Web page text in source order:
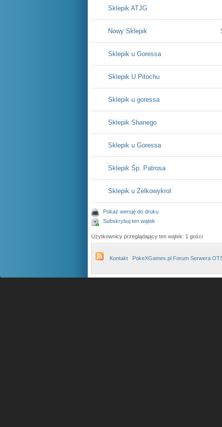
Sklepik ATJG
Nowy Sklepik
Sklepik u Goressa
Sklepik U Pitochu
Sklepik u goressa
Sklepik Shanego
Sklepik u Goressa
Sklepik Śp. Patrosa
Sklepik u Żelkowykrol
Pokaż wersję do druku
Subskrybuj ten wątek
Użytkownicy przeglądający ten wątek: 1 gości
Kontakt PokeXGames.pl Forum Serwera